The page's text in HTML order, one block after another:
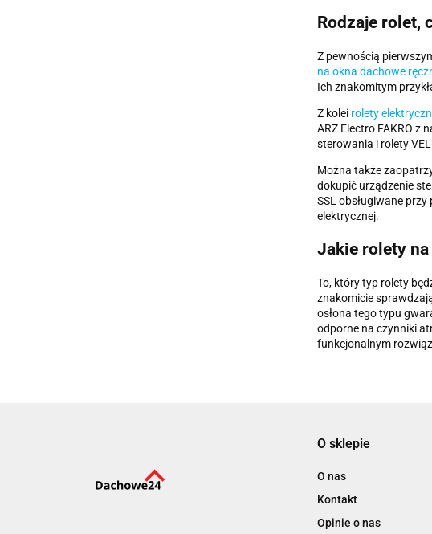
Rodzaje rolet,
Z pewnością
na okna dachowe
Ich znakomitym
Z kolei rolety
ARZ Electro FAKRO z
sterowania i rolety
Można także
dokupić urządzenie
SSL obsługiwane
elektrycznej.
Jakie rolety na
To, który typ rolety
znakomicie
osłona tego typu
odporne na czynniki
funkcjonalnym
O sklepie
O nas
Kontakt
Opinie o nas